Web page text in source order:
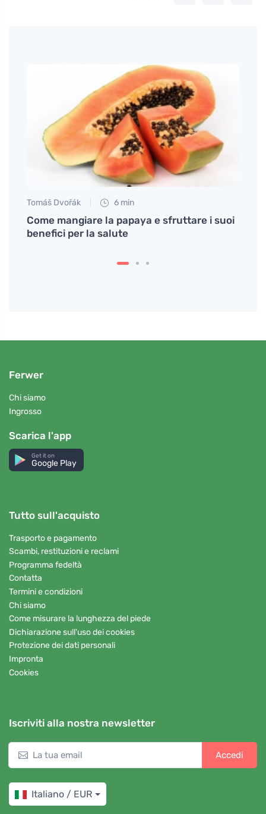
Tomáš Dvořák 6 min
Come mangiare la papaya e sfruttare i suoi
benefici per la salute
Ferwer
Chi siamo
Ingrosso
Scarica l'app
Get it on
Google Play
Tutto sull'acquisto
Trasporto e pagamento
Scambi, restituzioni e reclami
Programma fedeltà
Contatta
Termini e condizioni
Chi siamo
Come misurare la lunghezza del piede
Dichiarazione sull'uso dei cookies
Protezione dei dati personali
Impronta
Cookies
Iscriviti alla nostra newsletter
Accedi
Italiano / EUR